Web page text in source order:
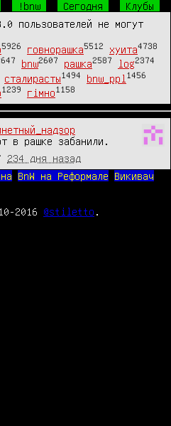
!bnw Сегодня
Клубы
пользователей не могут
5926 говнорашка5512 хуита4738
bnw2607 рашка2587 log2374
сталирасты1494 bnw_ppl 1456
1239 гімно1158
в рашке забанили.
234 дня назад
BnW на Реформале
Викивач
2016 @stiletto